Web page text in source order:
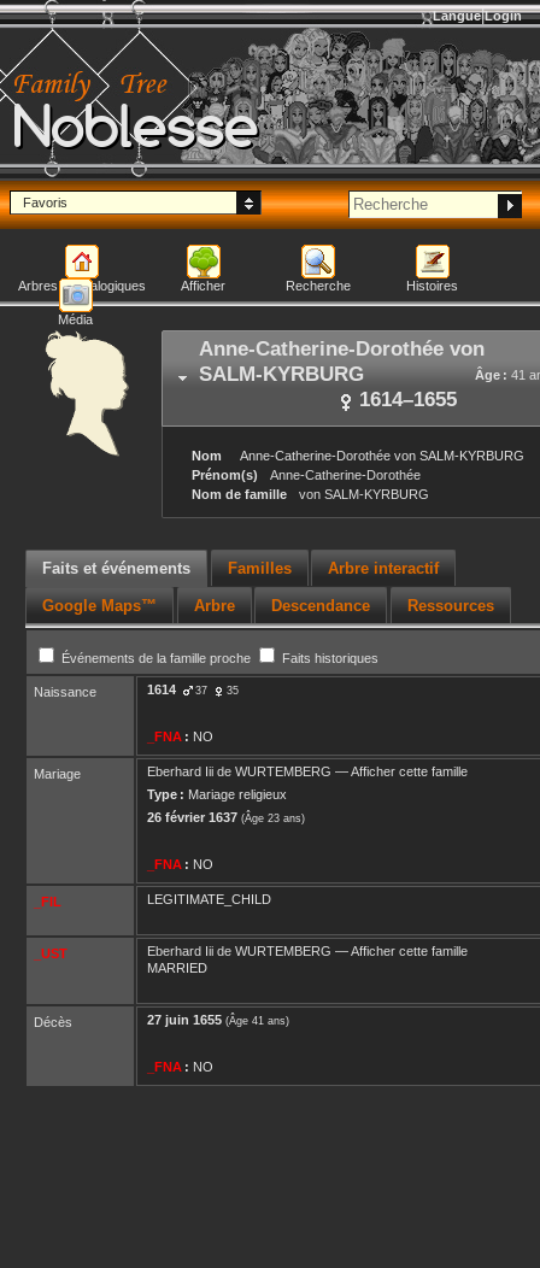
Noblesse
Langue Login
Favoris
Arbres généalogiques Afficher Recherche Histoires
Média
Anne-Catherine-Dorothée von
SALM-KYRBURG
Âge : 41
1614–1655
Nom Anne-Catherine-Dorothée von SALM-KYRBURG
Prénom(s)
Anne-Catherine-Dorothée
Nom de famille
von SALM-KYRBURG
Faits et événements Familles Arbre interactif
Google Maps™ Arbre Descendance Ressources
Événements de la famille proche Faits historiques
Naissance 1614 37 35
_FNA : NO
Mariage Eberhard Iii de WURTEMBERG —Afficher cette famille
Type : Mariage religieux
26 février 1637 (Âge 23 ans)
_FNA : NO
_FIL LEGITIMATE_CHILD
_UST Eberhard Iii de WURTEMBERG —Afficher cette famille
MARRIED
Décès 27 juin 1655 (Âge 41 ans)
_FNA : NO